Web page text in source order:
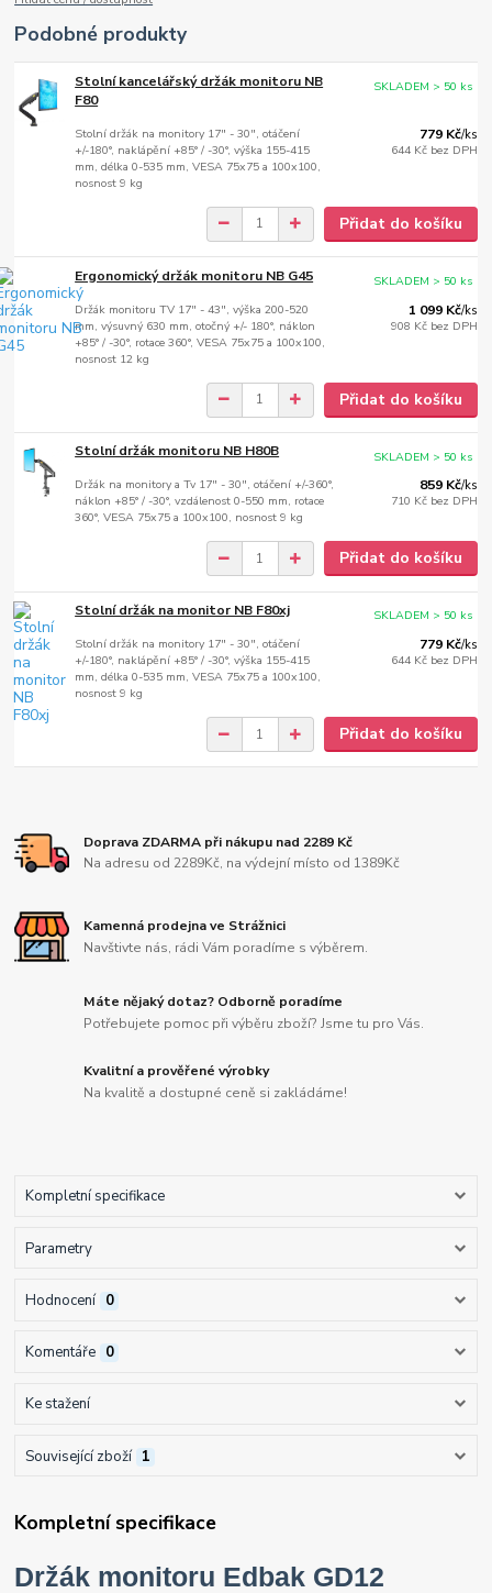
Podobné produkty
Stolní kancelářský držák monitoru NB
F80
Stolní držák na monitory 17" - 30", otáčení
+/-180°, naklápění +85° / -30°, výška 155-415
mm, délka 0-535 mm, VESA 75x75 a 100x100,
nosnost 9 kg
779 Kč/ks
644 Kč bez DPH
SKLADEM > 50 ks
Přidat do košíku
Ergonomický držák monitoru NB G45
Držák monitoru TV 17" - 43", výška 200-520
mm, výsuvný 630 mm, otočný +/- 180°, náklon
+85° / -30°, rotace 360°, VESA 75x75 a 100x100,
nosnost 12 kg
1 099 Kč/ks
908 Kč bez DPH
SKLADEM > 50 ks
Přidat do košíku
Stolní držák monitoru NB H80B
Držák na monitory a Tv 17" - 30", otáčení +/-360°,
náklon +85° / -30°, vzdálenost 0-550 mm, rotace
360°, VESA 75x75 a 100x100, nosnost 9 kg
859 Kč/ks
710 Kč bez DPH
SKLADEM > 50 ks
Přidat do košíku
Stolní držák na monitor NB F80xj
Stolní držák na monitory 17" - 30", otáčení
+/-180°, naklápění +85° / -30°, výška 155-415
mm, délka 0-535 mm, VESA 75x75 a 100x100,
nosnost 9 kg
779 Kč/ks
644 Kč bez DPH
SKLADEM > 50 ks
Přidat do košíku
Doprava ZDARMA při nákupu nad 2289 Kč
Na adresu od 2289Kč, na výdejní místo od 1389Kč
Kamenná prodejna ve Strážnici
Navštivte nás, rádi Vám poradíme s výběrem.
Máte nějaký dotaz? Odborně poradíme
Potřebujete pomoc při výběru zboží? Jsme tu pro Vás.
Kvalitní a prověřené výrobky
Na kvalitě a dostupné ceně si zakládáme!
Kompletní specifikace
Parametry
Hodnocení 0
Komentáře 0
Ke stažení
Související zboží 1
Kompletní specifikace
Držák monitoru Edbak GD12